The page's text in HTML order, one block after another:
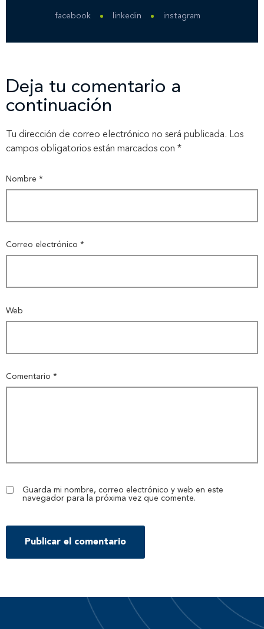
facebook linkedin instagram
Deja tu comentario a
continuación
Tu dirección de correo electrónico no será publicada. Los
campos obligatorios están marcados con *
Comentario *
Nombre *
Correo electrónico *
Web
Guarda mi nombre, correo electrónico y web en este
navegador para la próxima vez que comente.